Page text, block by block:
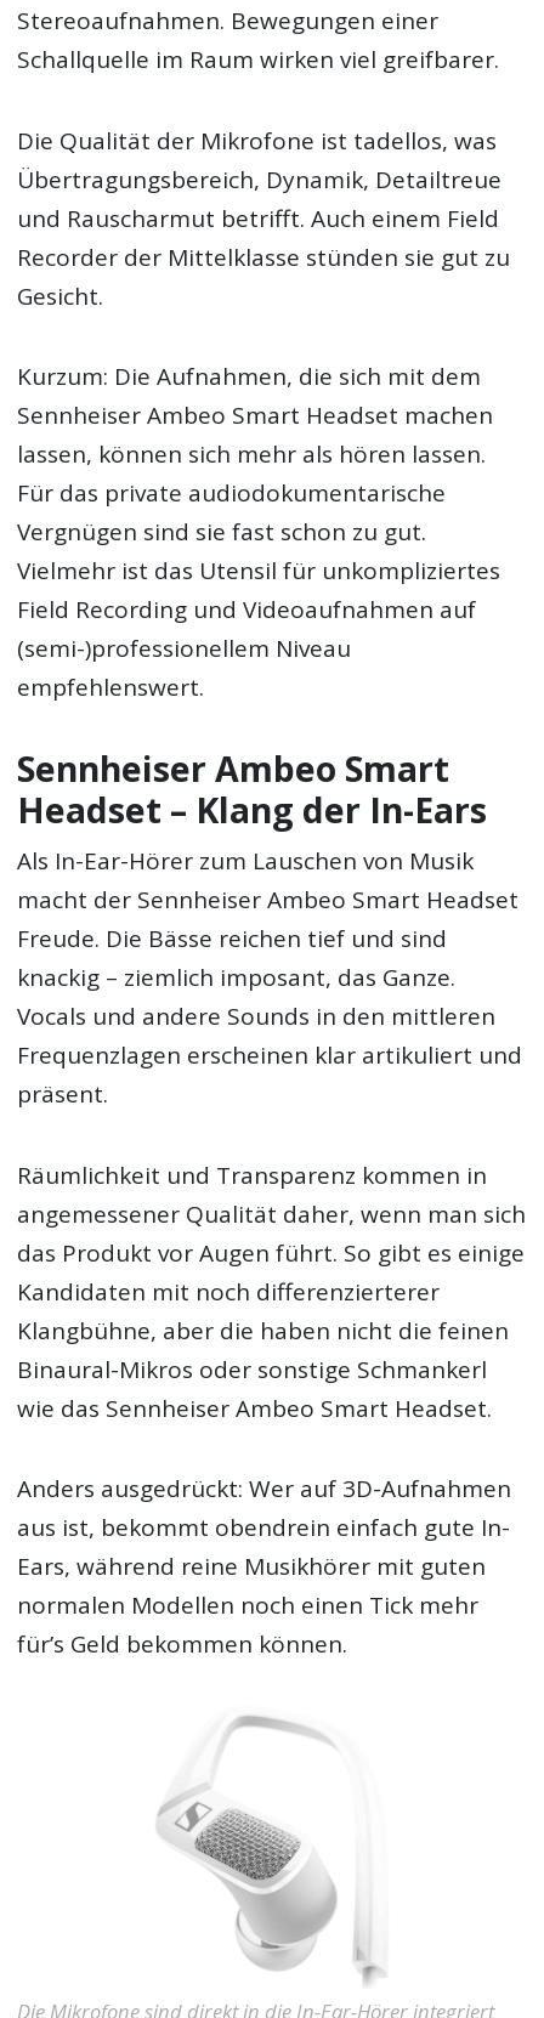
Stereoaufnahmen. Bewegungen einer
Schallquelle im Raum wirken viel greifbarer.
Die Qualität der Mikrofone ist tadellos, was
Übertragungsbereich, Dynamik, Detailtreue
und Rauscharmut betrifft. Auch einem Field
Recorder der Mittelklasse stünden sie gut zu
Gesicht.
Kurzum: Die Aufnahmen, die sich mit dem
Sennheiser Ambeo Smart Headset machen
lassen, können sich mehr als hören lassen.
Für das private audiodokumentarische
Vergnügen sind sie fast schon zu gut.
Vielmehr ist das Utensil für unkompliziertes
Field Recording und Videoaufnahmen auf
(semi-)professionellem Niveau
empfehlenswert.
Sennheiser Ambeo Smart
Headset – Klang der In-Ears
Als In-Ear-Hörer zum Lauschen von Musik
macht der Sennheiser Ambeo Smart Headset
Freude. Die Bässe reichen tief und sind
knackig – ziemlich imposant, das Ganze.
Vocals und andere Sounds in den mittleren
Frequenzlagen erscheinen klar artikuliert und
präsent.
Räumlichkeit und Transparenz kommen in
angemessener Qualität daher, wenn man sich
das Produkt vor Augen führt. So gibt es einige
Kandidaten mit noch differenzierterer
Klangbühne, aber die haben nicht die feinen
Binaural-Mikros oder sonstige Schmankerl
wie das Sennheiser Ambeo Smart Headset.
Anders ausgedrückt: Wer auf 3D-Aufnahmen
aus ist, bekommt obendrein einfach gute In-
Ears, während reine Musikhörer mit guten
normalen Modellen noch einen Tick mehr
für’s Geld bekommen können.
Die Mikrofone sind direkt in die In-Ear-Hörer integriert